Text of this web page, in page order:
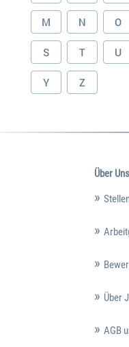
M N O
S T U
Y Z
Über Uns
Über
AGB